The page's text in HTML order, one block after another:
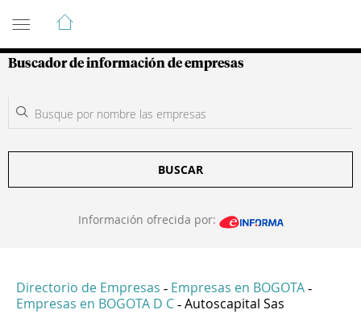
Guía de Empresas Colombianas
Buscador de información de empresas
BUSCAR
Información ofrecida por:
Directorio de Empresas - Empresas en BOGOTA -
Empresas en BOGOTA D C - Autoscapital Sas